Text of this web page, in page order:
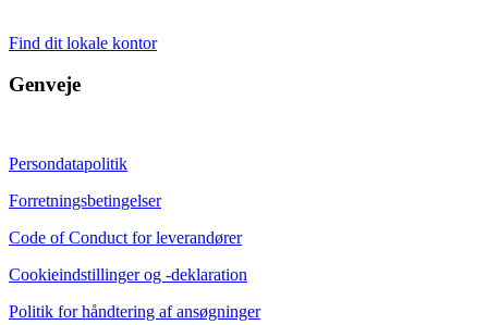
Find dit lokale kontor
Genveje
Persondatapolitik
Forretningsbetingelser
Code of Conduct for leverandører
Cookieindstillinger og -deklaration
Politik for håndtering af ansøgninger